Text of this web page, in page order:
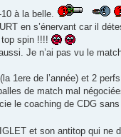
à la belle.
en s’énervant car il
spin !!!!
Je n’ai pas vu le
1ere de l’année) et 2
de match mal
le coaching de CDG sans
et son antitop qui ne